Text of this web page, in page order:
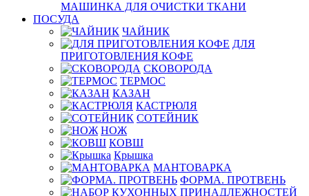
МАШИНКА ДЛЯ ОЧИСТКИ ТКАНИ
ПОСУДА
ЧАЙНИК
ДЛЯ
ПРИГОТОВЛЕНИЯ КОФЕ
СКОВОРОДА
ТЕРМОС
КАЗАН
КАСТРЮЛЯ
СОТЕЙНИК
НОЖ
КОВШ
Крышка
МАНТОВАРКА
ФОРМА. ПРОТВЕНЬ